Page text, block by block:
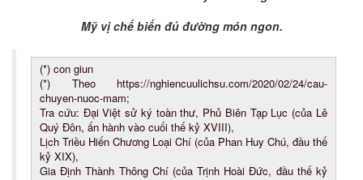
Mỹ vị chế biến đủ đường món ngon.
(*) con giun
(*) Theo https://nghiencuulichsu.com/2020/02/24/cau-
chuyen-nuoc-mam;
Tra cứu: Đại Việt sử ký toàn thư, Phủ Biên Tạp Lục (của Lê
Quý Đôn, ấn hành vào cuối thế kỷ XVIII),
Lịch Triều Hiến Chương Loại Chí (của Phan Huy Chú, đầu thế
kỷ XIX),
Gia Định Thành Thông Chí (của Trịnh Hoài Đức, đầu thế kỷ